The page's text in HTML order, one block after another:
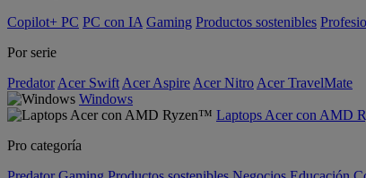
Copilot+ PC PC con IA Gaming Productos sostenibles
Por serie
Predator Acer Swift Acer Aspire Acer Nitro Acer TravelMate
Windows
Laptops Acer con AMD
Pro categoría